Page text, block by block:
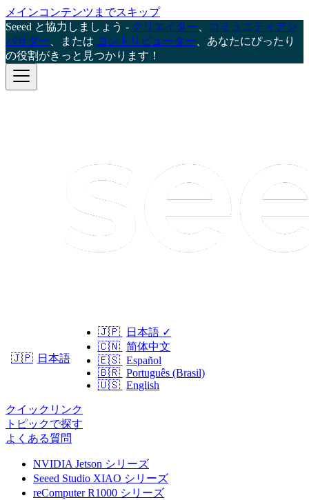
メインコンテンツまでスキップ
Seeed と協力しましょう - クリエイター
コミュニティアン
バサダー 、または コントリビューター 、あなたにぴったり
の役割がきっと見つかります！
🇯🇵 日本語
🇯🇵 日本語 ✓
🇨🇳 简体中文
🇪🇸 Español
🇧🇷 Português (Brasil)
🇺🇸 English
クイックリンク
トピックで探す
よくある質問
NVIDIA Jetson シリーズ
Seeed Studio XIAO シリーズ
reComputer R1000 シリーズ